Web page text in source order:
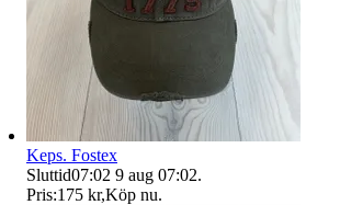
Keps. Fostex
Sluttid07:02 9 aug 07:02.
Pris:175 kr,Köp nu.